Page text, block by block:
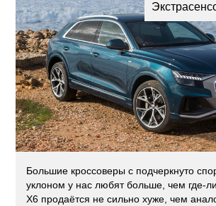
Большие кроссоверы с подчеркнуто
уклоном у нас любят больше, чем где-
X6 продаётся не сильно хуже, чем